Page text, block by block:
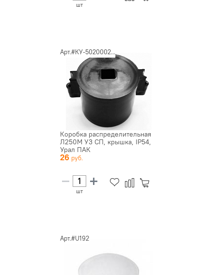
шт
Арт.#КУ-5020002...
Коробка распределительная
Л250М У3 СП, крышка, IP54,
Урал ПАК
26
шт
Арт.#U192